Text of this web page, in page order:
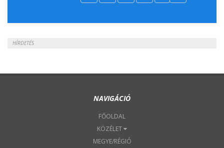
HÍRDETÉS
NAVIGÁCIÓ
FŐOLDAL
KÖZÉLET
MEGYE/RÉGIÓ